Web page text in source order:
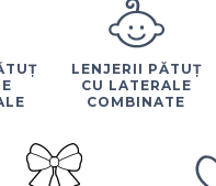
LENJERII PĂTUȚ
CU LATERALE
COMBINATE